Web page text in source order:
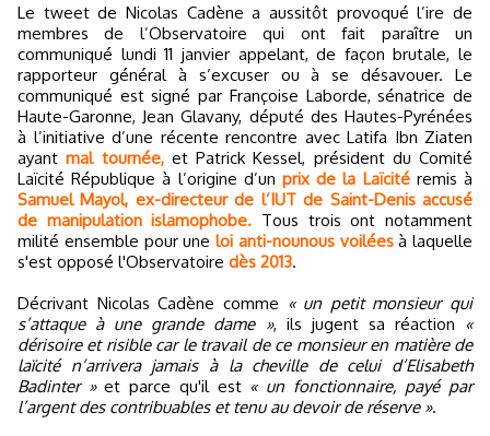
Le tweet de Nicolas Cadène a aussitôt provoqué l’ire de
membres de l’Observatoire qui ont fait paraître un
communiqué lundi 11 janvier appelant, de façon brutale, le
rapporteur général à s’excuser ou à se désavouer. Le
communiqué est signé par Françoise Laborde, sénatrice de
Haute-Garonne, Jean Glavany, député des Hautes-Pyrénées
à l’initiative d’une récente rencontre avec Latifa Ibn Ziaten
ayantmal tournée,et Patrick Kessel, président du Comité
Laïcité République à l’origine d’un prix de la Laïcitéremis à
Samuel Mayol, ex-directeur de l’IUT de Saint-Denis accusé
de manipulation islamophobe. Tous trois ont notamment
milité ensemble pour une loi anti-nounous voiléesà laquelle
s'est opposé l'Observatoire dès 2013.
Décrivant Nicolas Cadène comme « un petit monsieur qui
s’attaque à une grande dame », ils jugent sa réaction
«
dérisoire et risible car le travail de ce monsieur en matière de
laïcité n’arrivera jamais à la cheville de celui d’Elisabeth
Badinter »et parce qu'il est « un fonctionnaire, payé par
l’argent des contribuables et tenu au devoir de réserve ».